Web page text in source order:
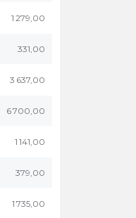
1 279,00
331,00
3 637,00
6 700,00
1 141,00
379,00
1 735,00